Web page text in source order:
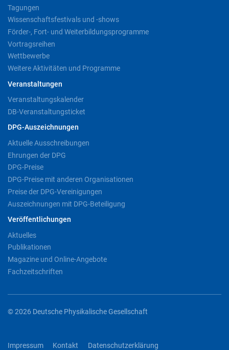
Tagungen
Wissenschaftsfestivals und -shows
Förder-, Fort- und Weiterbildungsprogramme
Vortragsreihen
Wettbewerbe
Weitere Aktivitäten und Programme
Veranstaltungen
Veranstaltungskalender
DB-Veranstaltungsticket
DPG-Auszeichnungen
Aktuelle Ausschreibungen
Ehrungen der DPG
DPG-Preise
DPG-Preise mit anderen Organisationen
Preise der DPG-Vereinigungen
Auszeichnungen mit DPG-Beteiligung
Veröffentlichungen
Aktuelles
Publikationen
Magazine und Online-Angebote
Fachzeitschriften
© 2026 Deutsche Physikalische Gesellschaft
Impressum Kontakt Datenschutzerklärung